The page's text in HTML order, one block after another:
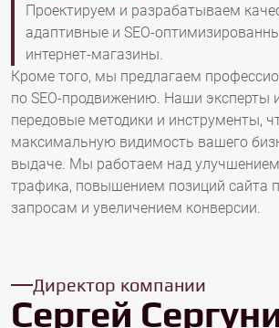
Проектируем и разрабатываем
адаптивные и SEO-
интернет-магазины.
Кроме того, мы предлагаем
по SEO-продвижению. Наши эксперты
передовые методики и инструменты,
максимальную видимость вашего
выдаче. Мы работаем над улучшением
трафика, повышением позиций сайта
запросам и увеличением конверсии.
Директор компании
Сергей